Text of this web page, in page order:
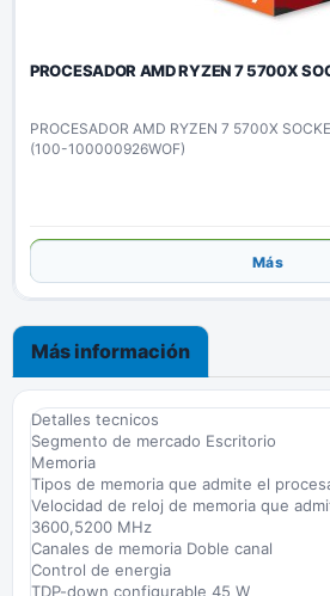
PROCESADOR AMD RYZEN 7 5700X
PROCESADOR AMD RYZEN 7 5700X
(100-100000926WOF)
Añadir
Más
Más información
Detalles tecnicos
Segmento de mercado Escritorio
Memoria
Tipos de memoria que admite el
Velocidad de reloj de memoria que
3600,5200 MHz
Canales de memoria Doble canal
Control de energia
TDP-down configurable 45 W